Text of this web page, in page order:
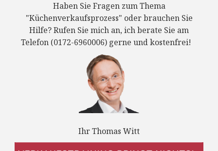
Haben Sie Fragen zum Thema
"Küchenverkaufsprozess" oder brauchen Sie
Hilfe? Rufen Sie mich an, ich berate Sie am
Telefon (0172-6960006) gerne und kostenfrei!
Ihr Thomas Witt